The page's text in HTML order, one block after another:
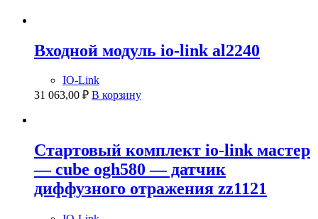
Входной модуль io-link al2240
IO-Link
31 063,00 ₽ В корзину
Стартовый комплект io-link мастер
— cube ogh580 — датчик
диффузного отражения zz1121